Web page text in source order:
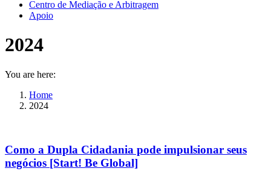
Centro de Mediação e Arbitragem
Apoio
2024
You are here:
Home
2024
Como a Dupla Cidadania pode impulsionar seus
negócios [Start! Be Global]